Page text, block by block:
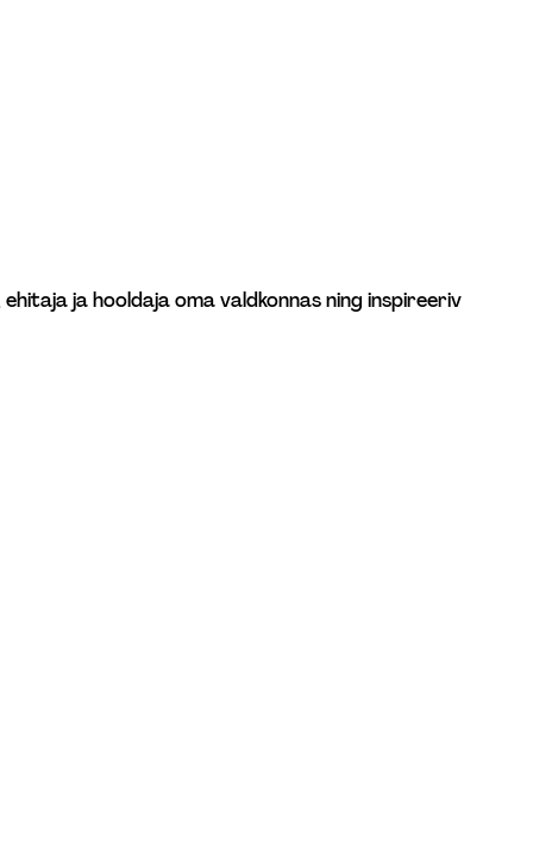
ja hooldaja oma valdkonnas ning inspireeriv